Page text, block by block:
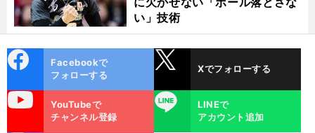
×SV
192c
へ
い」技術
ok
Facebookで
フォローする
Xでフォローする
YouTubeで
チャンネル登録
LINE
LINEで
アカウント追加